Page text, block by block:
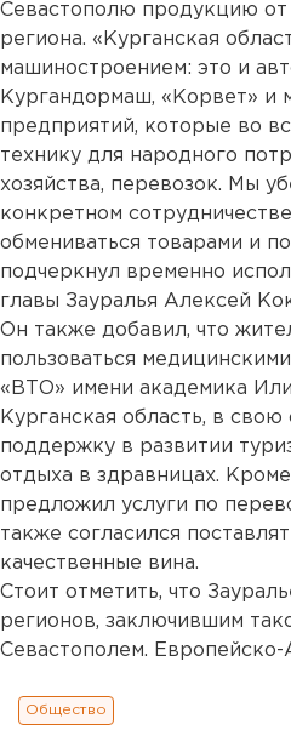
Севастополю продукцию
региона. «Курганская
машиностроением: это и
Кургандормаш, «Корвет» и
предприятий, которые во
технику для народного
хозяйства, перевозок. Мы
конкретном
обмениваться товарами и
подчеркнул временно
главы Зауралья Алексей
Он также добавил, что
пользоваться
«ВТО» имени академика
Курганская область, в свою
поддержку в развитии
отдыха в здравницах.
предложил услуги по
также согласился
качественные вина.
Стоит отметить, что
регионов, заключившим
Севастополем. Европейско-
Общество